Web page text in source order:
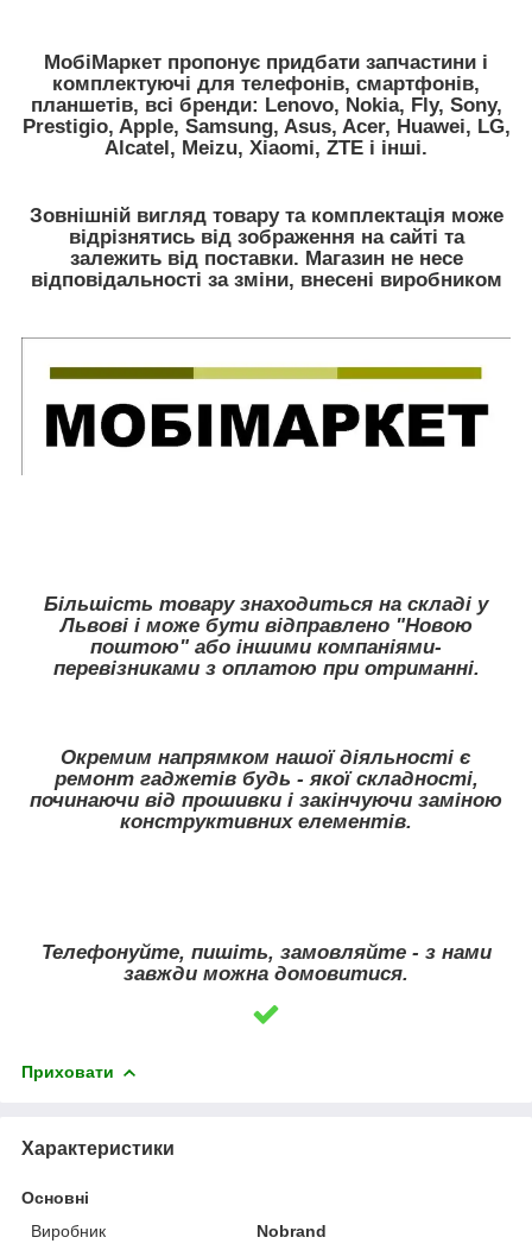
МобіМаркет пропонує придбати запчастини і
комплектуючі для телефонів, смартфонів,
планшетів, всі бренди: Lenovo, Nokia, Fly, Sony,
Prestigio, Apple, Samsung, Asus, Acer, Huawei, LG,
Alcatel, Meizu, Xiaomi, ZTE і інші.
Зовнішній вигляд товару та комплектація може
відрізнятись від зображення на сайті та
залежить від поставки. Магазин не несе
відповідальності за зміни, внесені виробником
Більшість товару знаходиться на складі у
Львові і може бути відправлено "Новою
поштою" або іншими компаніями-
перевізниками з оплатою при отриманні.
Окремим напрямком нашої діяльності є
ремонт гаджетів будь - якої складності,
починаючи від прошивки і закінчуючи заміною
конструктивних елементів.
Телефонуйте, пишіть, замовляйте - з нами
завжди можна домовитися.
Приховати
Характеристики
Основні
Виробник
Nobrand